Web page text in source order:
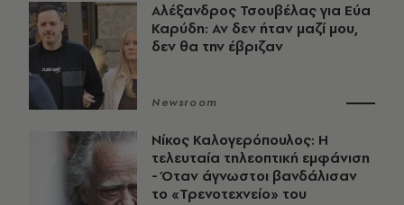
Αλέξανδρος Τσουβέλας για Εύα
Καρύδη: Αν δεν ήταν μαζί μου,
δεν θα την έβριζαν
Newsroom
Νίκος Καλογερόπουλος: Η
τελευταία τηλεοπτική εμφάνιση
- Όταν άγνωστοι βανδάλισαν
το «Τρενοτεχνείο» του